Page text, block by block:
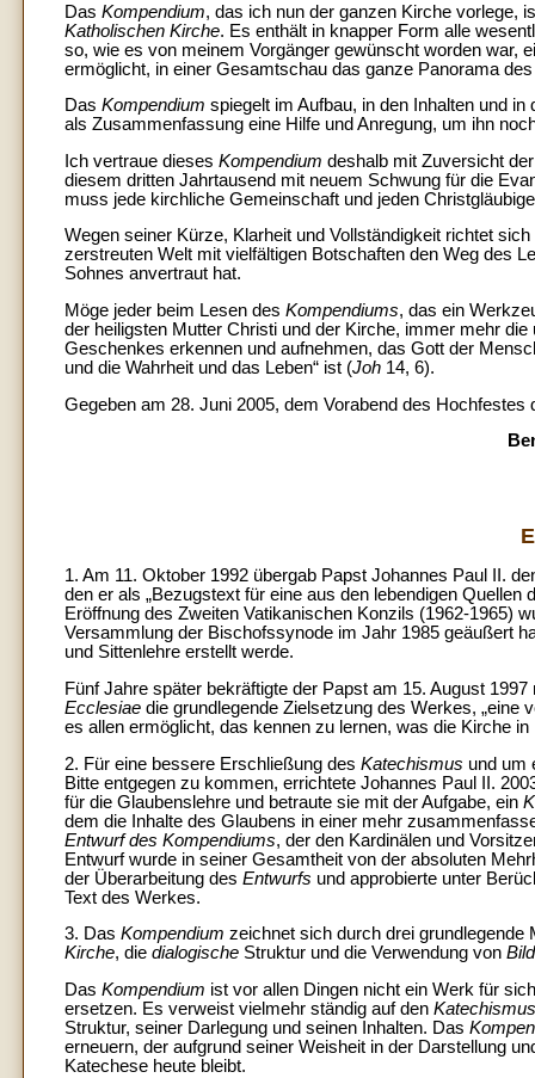
Das Kompendium, das ich nun der ganzen Kirche vorlege,
Katholischen Kirche. Es enthält in knapper Form alle
so, wie es von meinem Vorgänger gewünscht worden war,
ermöglicht, in einer Gesamtschau das ganze Panorama
Das Kompendium spiegelt im Aufbau, in den Inhalten und
als Zusammenfassung eine Hilfe und Anregung, um ihn
Ich vertraue dieses Kompendium deshalb mit Zuversicht
diesem dritten Jahrtausend mit neuem Schwung für die
muss jede kirchliche Gemeinschaft und jeden
Wegen seiner Kürze, Klarheit und Vollständigkeit richtet
zerstreuten Welt mit vielfältigen Botschaften den Weg des
Sohnes anvertraut hat.
Möge jeder beim Lesen des Kompendiums, das ein
der heiligsten Mutter Christi und der Kirche, immer mehr
Geschenkes erkennen und aufnehmen, das Gott der
und die Wahrheit und das Leben“ ist (Joh 14, 6).
Gegeben am 28. Juni 2005, dem Vorabend des
1. Am 11. Oktober 1992 übergab Papst Johannes Paul II.
den er als „Bezugstext für eine aus den lebendigen Quellen
Eröffnung des Zweiten Vatikanischen Konzils (1962-1965)
Versammlung der Bischofssynode im Jahr 1985 geäußert
und Sittenlehre erstellt werde.
Fünf Jahre später bekräftigte der Papst am 15. August
Ecclesiae die grundlegende Zielsetzung des Werkes, „eine
es allen ermöglicht, das kennen zu lernen, was die Kirche
2. Für eine bessere Erschließung des Katechismus und um
Bitte entgegen zu kommen, errichtete Johannes Paul II.
für die Glaubenslehre und betraute sie mit der Aufgabe, ein
dem die Inhalte des Glaubens in einer mehr
Entwurf des Kompendiums, der den Kardinälen und
Entwurf wurde in seiner Gesamtheit von der absoluten
der Überarbeitung des Entwurfs und approbierte unter
Text des Werkes.
3. Das Kompendium zeichnet sich durch drei
Kirche, die dialogische Struktur und die Verwendung von
Das Kompendium ist vor allen Dingen nicht ein Werk für
ersetzen. Es verweist vielmehr ständig auf den Katechismus
Struktur, seiner Darlegung und seinen Inhalten. Das
erneuern, der aufgrund seiner Weisheit in der Darstellung
Katechese heute bleibt.